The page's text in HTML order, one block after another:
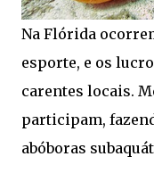
Na Flórida
esporte, e os
carentes locais.
participam,
abóboras